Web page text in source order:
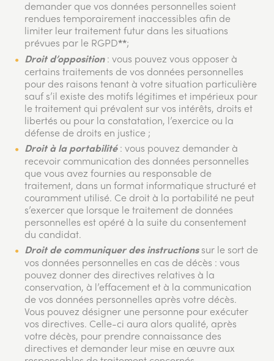
demander que vos données personnelles soient
rendues temporairement inaccessibles afin de
limiter leur traitement futur dans les situations
prévues par le RGPD**;
Droit d’opposition: vous pouvez vous opposer à
certains traitements de vos données personnelles
pour des raisons tenant à votre situation particulière
sauf s’il existe des motifs légitimes et impérieux pour
le traitement qui prévalent sur vos intérêts, droits et
libertés ou pour la constatation, l’exercice ou la
défense de droits en justice ;
Droit à la portabilité: vous pouvez demander à
recevoir communication des données personnelles
que vous avez fournies au responsable de
traitement, dans un format informatique structuré et
couramment utilisé. Ce droit à la portabilité ne peut
s’exercer que lorsque le traitement de données
personnelles est opéré à la suite du consentement
du candidat.
Droit de communiquer des instructions sur le sort de
vos données personnelles en cas de décès : vous
pouvez donner des directives relatives à la
conservation, à l’effacement et à la communication
de vos données personnelles après votre décès.
Vous pouvez désigner une personne pour exécuter
vos directives. Celle-ci aura alors qualité, après
votre décès, pour prendre connaissance des
directives et demander leur mise en œuvre aux